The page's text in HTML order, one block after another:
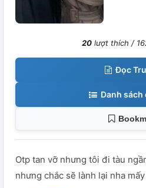
20lượt thích /
Đọc
Danh
Otp tan vỡ nhưng tôi đi tàu
nhưng chắc sẽ lành lại nha